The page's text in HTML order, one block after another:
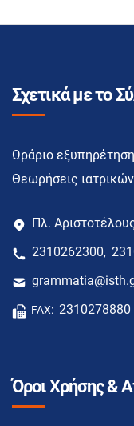
Σχετικά με το
Ωράριο
Θεωρήσεις
Πλ.
2310262300,
FAX: 2310278880
Όροι Χρήσης &